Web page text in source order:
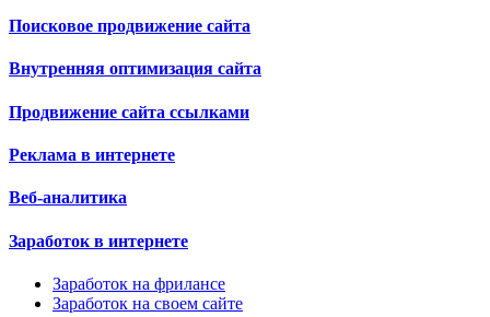
Поисковое продвижение сайта
Внутренняя оптимизация сайта
Продвижение сайта ссылками
Реклама в интернете
Веб-аналитика
Заработок в интернете
Заработок на фрилансе
Заработок на своем сайте